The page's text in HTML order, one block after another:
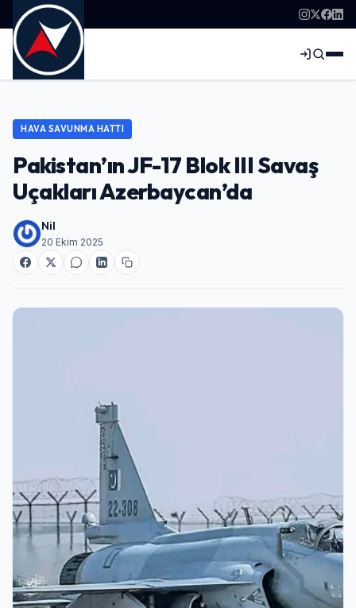
HAVA SAVUNMA HATTI
Pakistan’ın JF-17 Blok III Savaş
Uçakları Azerbaycan’da
Nil
20 Ekim 2025